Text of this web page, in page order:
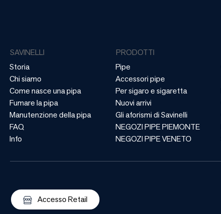
SAVINELLI
Storia
Chi siamo
Come nasce una pipa
Fumare la pipa
Manutenzione della pipa
FAQ
Info
PRODOTTI
Pipe
Accessori pipe
Per sigaro e sigaretta
Nuovi arrivi
Gli aforismi di Savinelli
NEGOZI PIPE PIEMONTE
NEGOZI PIPE VENETO
Accesso Retail